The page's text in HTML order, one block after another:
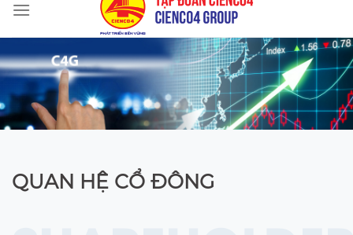
QUAN HỆ CỔ ĐÔNG